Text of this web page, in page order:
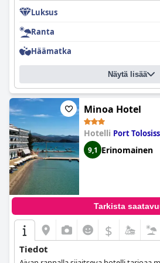
Luksus
Ranta
Häämatka
Näytä lisää
Minoa Hotel
Hotelli Port
9,1 Erinomainen
Tarkista
$
Tiedot